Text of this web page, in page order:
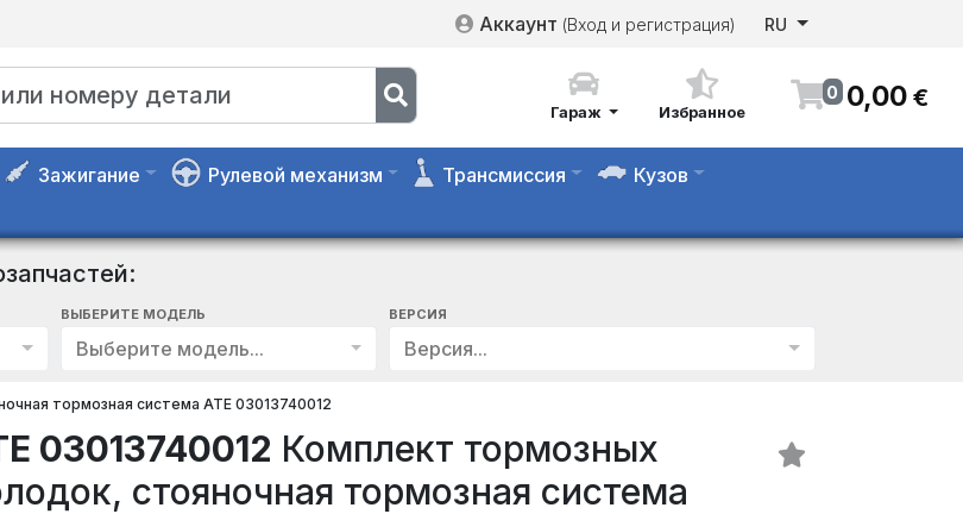
Аккаунт (Вход и регистрация) RU
Гараж Избранное
0 0,00 €
Зажигание Рулевой механизм Трансмиссия
Кузов
ВЫБЕРИТЕ МОДЕЛЬ
Выберите модель...
ВЕРСИЯ
Версия...
тормозная система ATE 03013740012
03013740012 Комплект тормозных
стояночная тормозная система